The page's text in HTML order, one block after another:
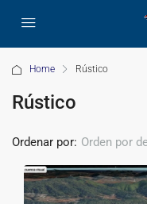
Home Rústico
Rústico
Ordenar por: Orden por